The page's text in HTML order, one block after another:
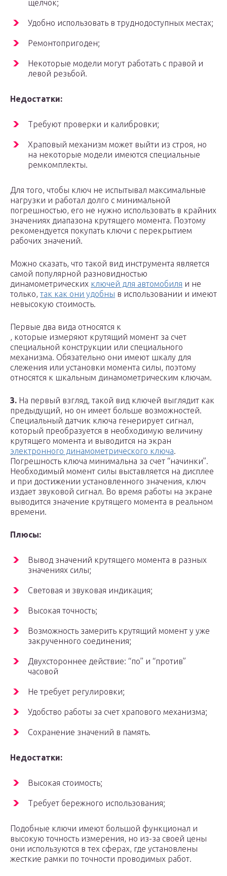
щелчок;
Удобно использовать в труднодоступных местах;
Ремонтопригоден;
Некоторые модели могут работать с правой и
левой резьбой.
Недостатки:
Требуют проверки и калибровки;
Храповый механизм может выйти из строя, но
на некоторые модели имеются специальные
ремкомплекты.
Для того, чтобы ключ не испытывал максимальные
нагрузки и работал долго с минимальной
погрешностью, его не нужно использовать в крайних
значениях диапазона крутящего момента. Поэтому
рекомендуется покупать ключи с перекрытием
рабочих значений.
Можно сказать, что такой вид инструмента является
самой популярной разновидностью
динамометрических ключей для автомобиля и не
только, так как они удобны в использовании и имеют
невысокую стоимость.
Первые два вида относятся к
, которые измеряют крутящий момент за счет
специальной конструкции или специального
механизма. Обязательно они имеют шкалу для
слежения или установки момента силы, поэтому
относятся к шкальным динамометрическим ключам.
3. На первый взгляд, такой вид ключей выглядит как
предыдущий, но он имеет больше возможностей.
Специальный датчик ключа генерирует сигнал,
который преобразуется в необходимую величину
крутящего момента и выводится на экран
электронного динамометрического ключа.
Погрешность ключа минимальна за счет “начинки”.
Необходимый момент силы выставляется на дисплее
и при достижении установленного значения, ключ
издает звуковой сигнал. Во время работы на экране
выводится значение крутящего момента в реальном
времени.
Плюсы:
Вывод значений крутящего момента в разных
значениях силы;
Световая и звуковая индикация;
Высокая точность;
Возможность замерить крутящий момент у уже
закрученного соединения;
Двухстороннее действие: “по” и “против”
часовой
Не требует регулировки;
Удобство работы за счет храпового механизма;
Сохранение значений в память.
Недостатки:
Высокая стоимость;
Требует бережного использования;
Подобные ключи имеют большой функционал и
высокую точность измерения, но из-за своей цены
они используются в тех сферах, где установлены
жесткие рамки по точности проводимых работ.